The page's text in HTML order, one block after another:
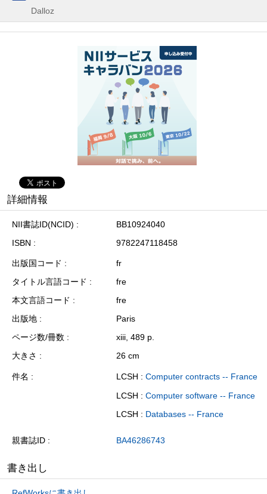
Dalloz
詳細情報
NII書誌ID(NCID)
BB10924040
ISBN
9782247118458
出版国コード
fr
タイトル言語コード
fre
本文言語コード
fre
出版地
Paris
ページ数/冊数
xiii, 489 p.
大きさ
26 cm
件名 LCSH : Computer contracts -- France
LCSH : Computer software -- France
LCSH : Databases -- France
親書誌ID BA46286743
書き出し